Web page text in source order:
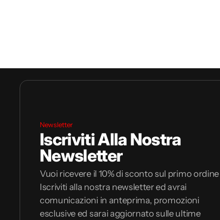
Newsletter
Iscriviti Alla Nostra
Newsletter
Vuoi ricevere il 10% di sconto sul primo
Iscriviti alla nostra newsletter ed avrai
comunicazioni in anteprima, promozioni
esclusive ed sarai aggiornato sulle ultime